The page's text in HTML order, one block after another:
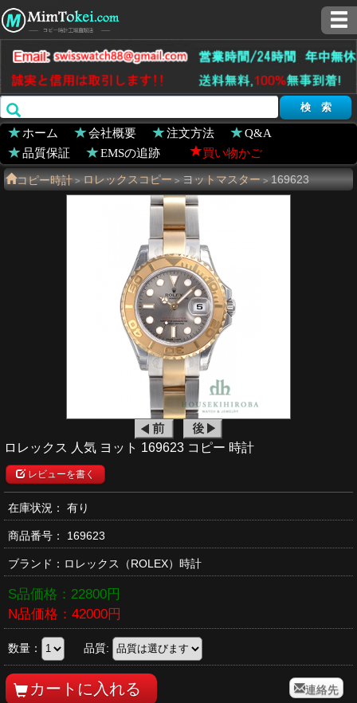
ホーム 会社概要 注文方法
Q&A
品質保証
EMSの追跡 買い物かご
コピー時計 > ロレックスコピー > ヨットマスター > 169623
ロレックス 人気 ヨット 169623 コピー 時計
レビューを書く
在庫状況： 有り
商品番号： 169623
ブランド： ロレックス （ROLEX）時計
S品価格： 22800円
N品価格： 42000円
数量： 品質:
連絡先